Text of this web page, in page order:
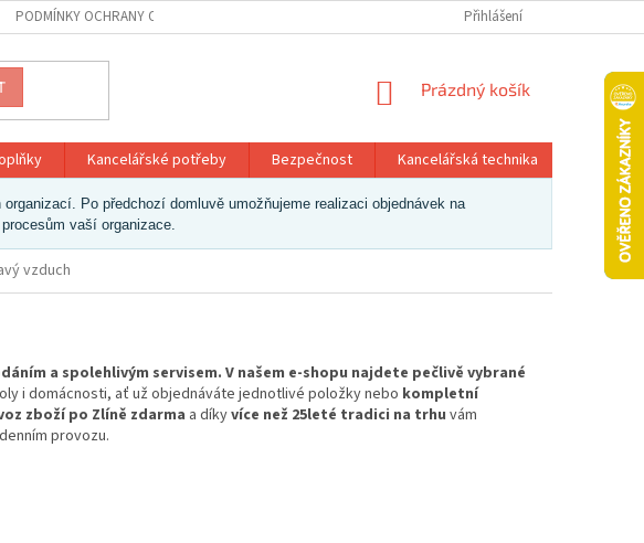
PODMÍNKY OCHRANY OSOBNÍCH ÚDAJŮ Přihlášení
NÁKUPNÍ
Prázdný košík
Kancelářské potřeby Bezpečnost Kancelářská technika Papír a
Po předchozí domluvě umožňujeme realizaci objednávek na
vaší organizace.
vzduch
a spolehlivým servisem. V našem e-shopu najdete pečlivě vybrané
i domácnosti, ať už objednáváte jednotlivé položky nebo kompletní
zboží po Zlíně zdarma a díkyvíce než 25leté tradici na trhu vám
provozu.